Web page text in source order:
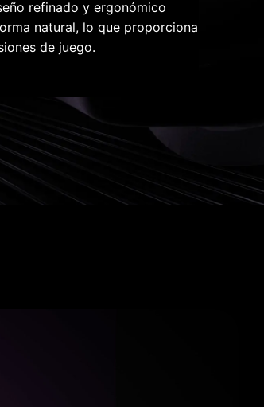
refinado y ergonómico
natural, lo que proporciona
de juego.